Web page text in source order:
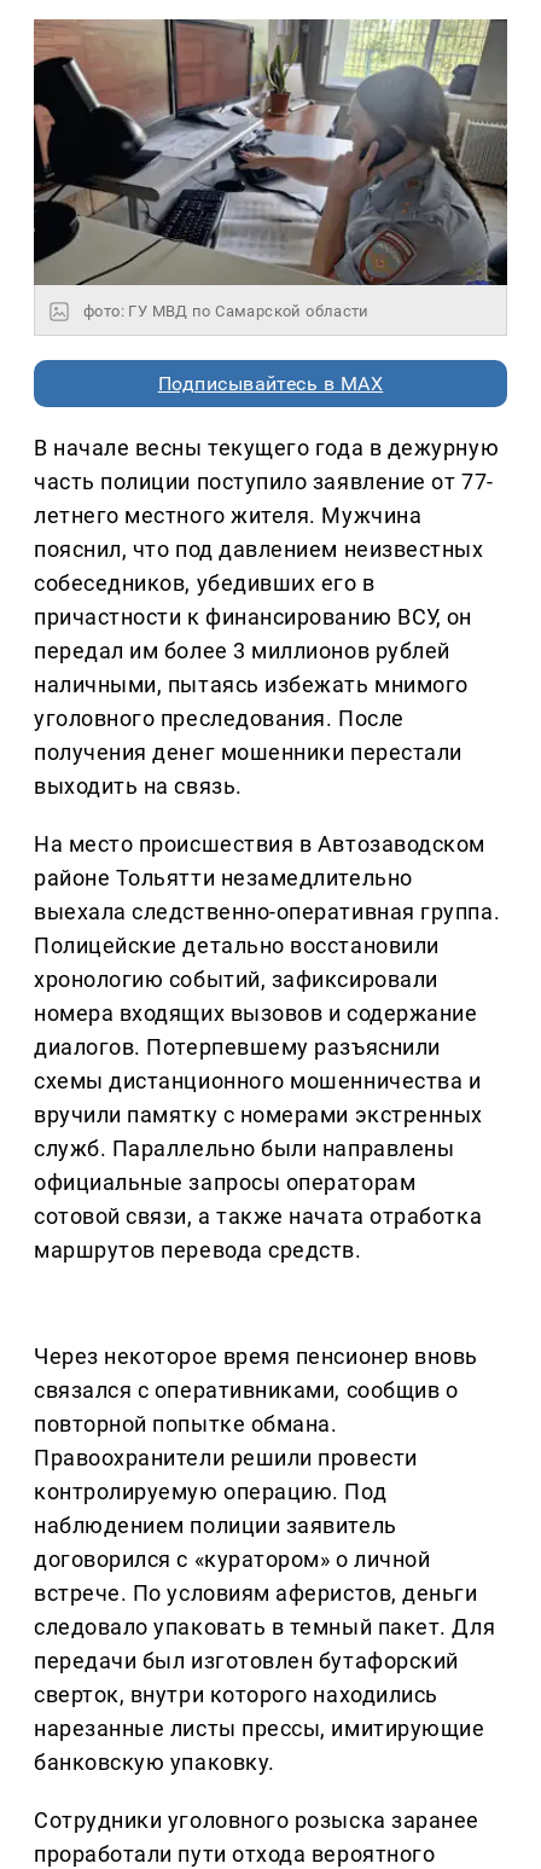
фото: ГУ МВД по Самарской области
Подписывайтесь в MAX
В начале весны текущего года в дежурную
часть полиции поступило заявление от 77-
летнего местного жителя. Мужчина
пояснил, что под давлением неизвестных
собеседников, убедивших его в
причастности к финансированию ВСУ, он
передал им более 3 миллионов рублей
наличными, пытаясь избежать мнимого
уголовного преследования. После
получения денег мошенники перестали
выходить на связь.
На место происшествия в Автозаводском
районе Тольятти незамедлительно
выехала следственно-оперативная группа.
Полицейские детально восстановили
хронологию событий, зафиксировали
номера входящих вызовов и содержание
диалогов. Потерпевшему разъяснили
схемы дистанционного мошенничества и
вручили памятку с номерами экстренных
служб. Параллельно были направлены
официальные запросы операторам
сотовой связи, а также начата отработка
маршрутов перевода средств.
Через некоторое время пенсионер вновь
связался с оперативниками, сообщив о
повторной попытке обмана.
Правоохранители решили провести
контролируемую операцию. Под
наблюдением полиции заявитель
договорился с «куратором» о личной
встрече. По условиям аферистов, деньги
следовало упаковать в темный пакет. Для
передачи был изготовлен бутафорский
сверток, внутри которого находились
нарезанные листы прессы, имитирующие
банковскую упаковку.
Сотрудники уголовного розыска заранее
проработали пути отхода вероятного